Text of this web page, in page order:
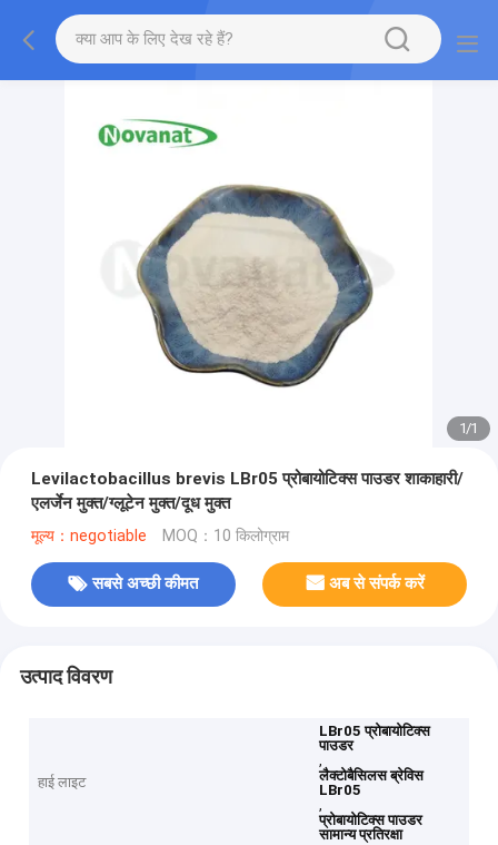
1/1
Levilactobacillus brevis LBr05 प्रोबायोटिक्स पाउडर शाकाहारी/
एलर्जेन मुक्त/ग्लूटेन मुक्त/दूध मुक्त
मूल्य：negotiable MOQ：10 किलोग्राम
सबसे अच्छी कीमत अब से संपर्क करें
उत्पाद विवरण
हाई लाइट
LBr05 प्रोबायोटिक्स
पाउडर
,
लैक्टोबैसिलस ब्रेविस
LBr05
,
प्रोबायोटिक्स पाउडर
सामान्य प्रतिरक्षा